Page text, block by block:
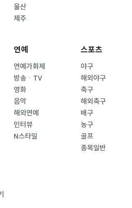
울산
제주
연예
연예가화제
방송ㆍTV
영화
음악
해외연예
인터뷰
N스타일
스포츠
야구
해외야구
축구
해외축구
배구
농구
골프
종목일반